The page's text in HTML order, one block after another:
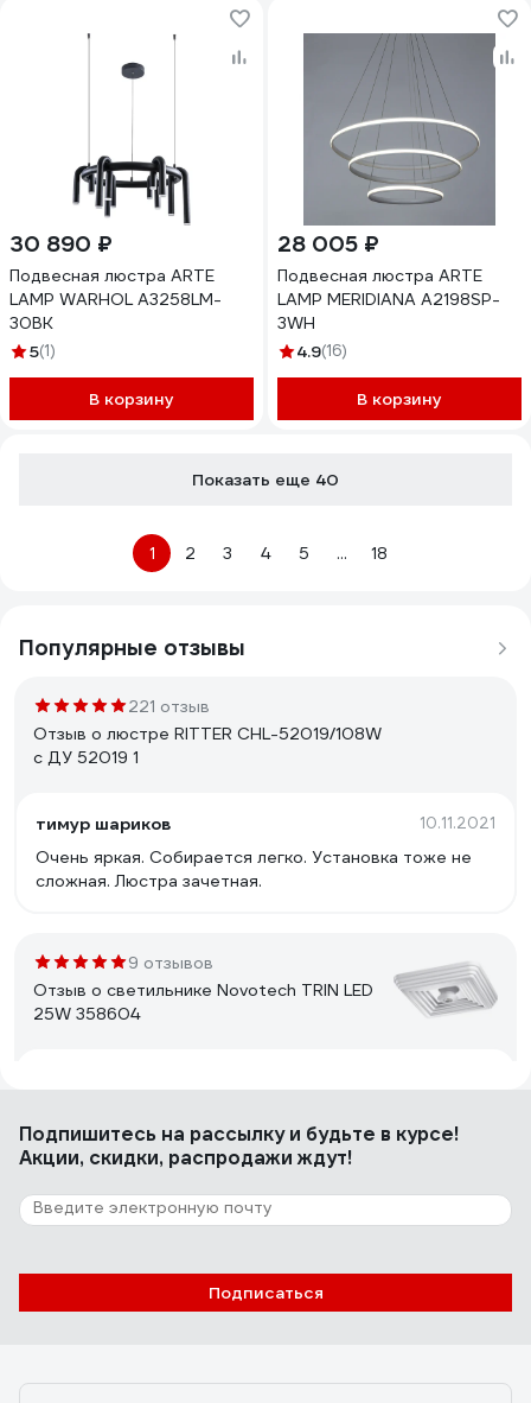
30 890 ₽
Подвесная люстра ARTE
LAMP WARHOL A3258LM-
30BK
5(1)
В корзину
28 005 ₽
Подвесная люстра ARTE
LAMP MERIDIANA A2198SP-
3WH
4.9(16)
В корзину
Показать еще 40
1 2 3 4 5 ... 18
Популярные отзывы
221 отзыв
Отзыв о люстре RITTER CHL-52019/108W
с ДУ 52019 1
тимур шариков 10.11.2021
Очень яркая. Собирается легко. Установка тоже не
сложная. Люстра зачетная.
9 отзывов
Отзыв о светильнике Novotech TRIN LED
25W 358604
251 отзыв
Отзыв о люстре RITTER ROLO с ДУ 52Вт,
52360 4
Александр Ю.
10.11.2021
Подпишитесь на рассылкуи будьте в курсе!
Акции, скидки, распродажи ждут!
Подписаться